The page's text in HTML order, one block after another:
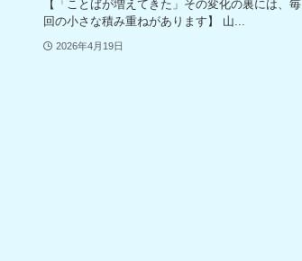
【「ことばが増えてきた」その変化の裏には、毎
回の小さな積み重ねがあります】 山...
2026年4月19日